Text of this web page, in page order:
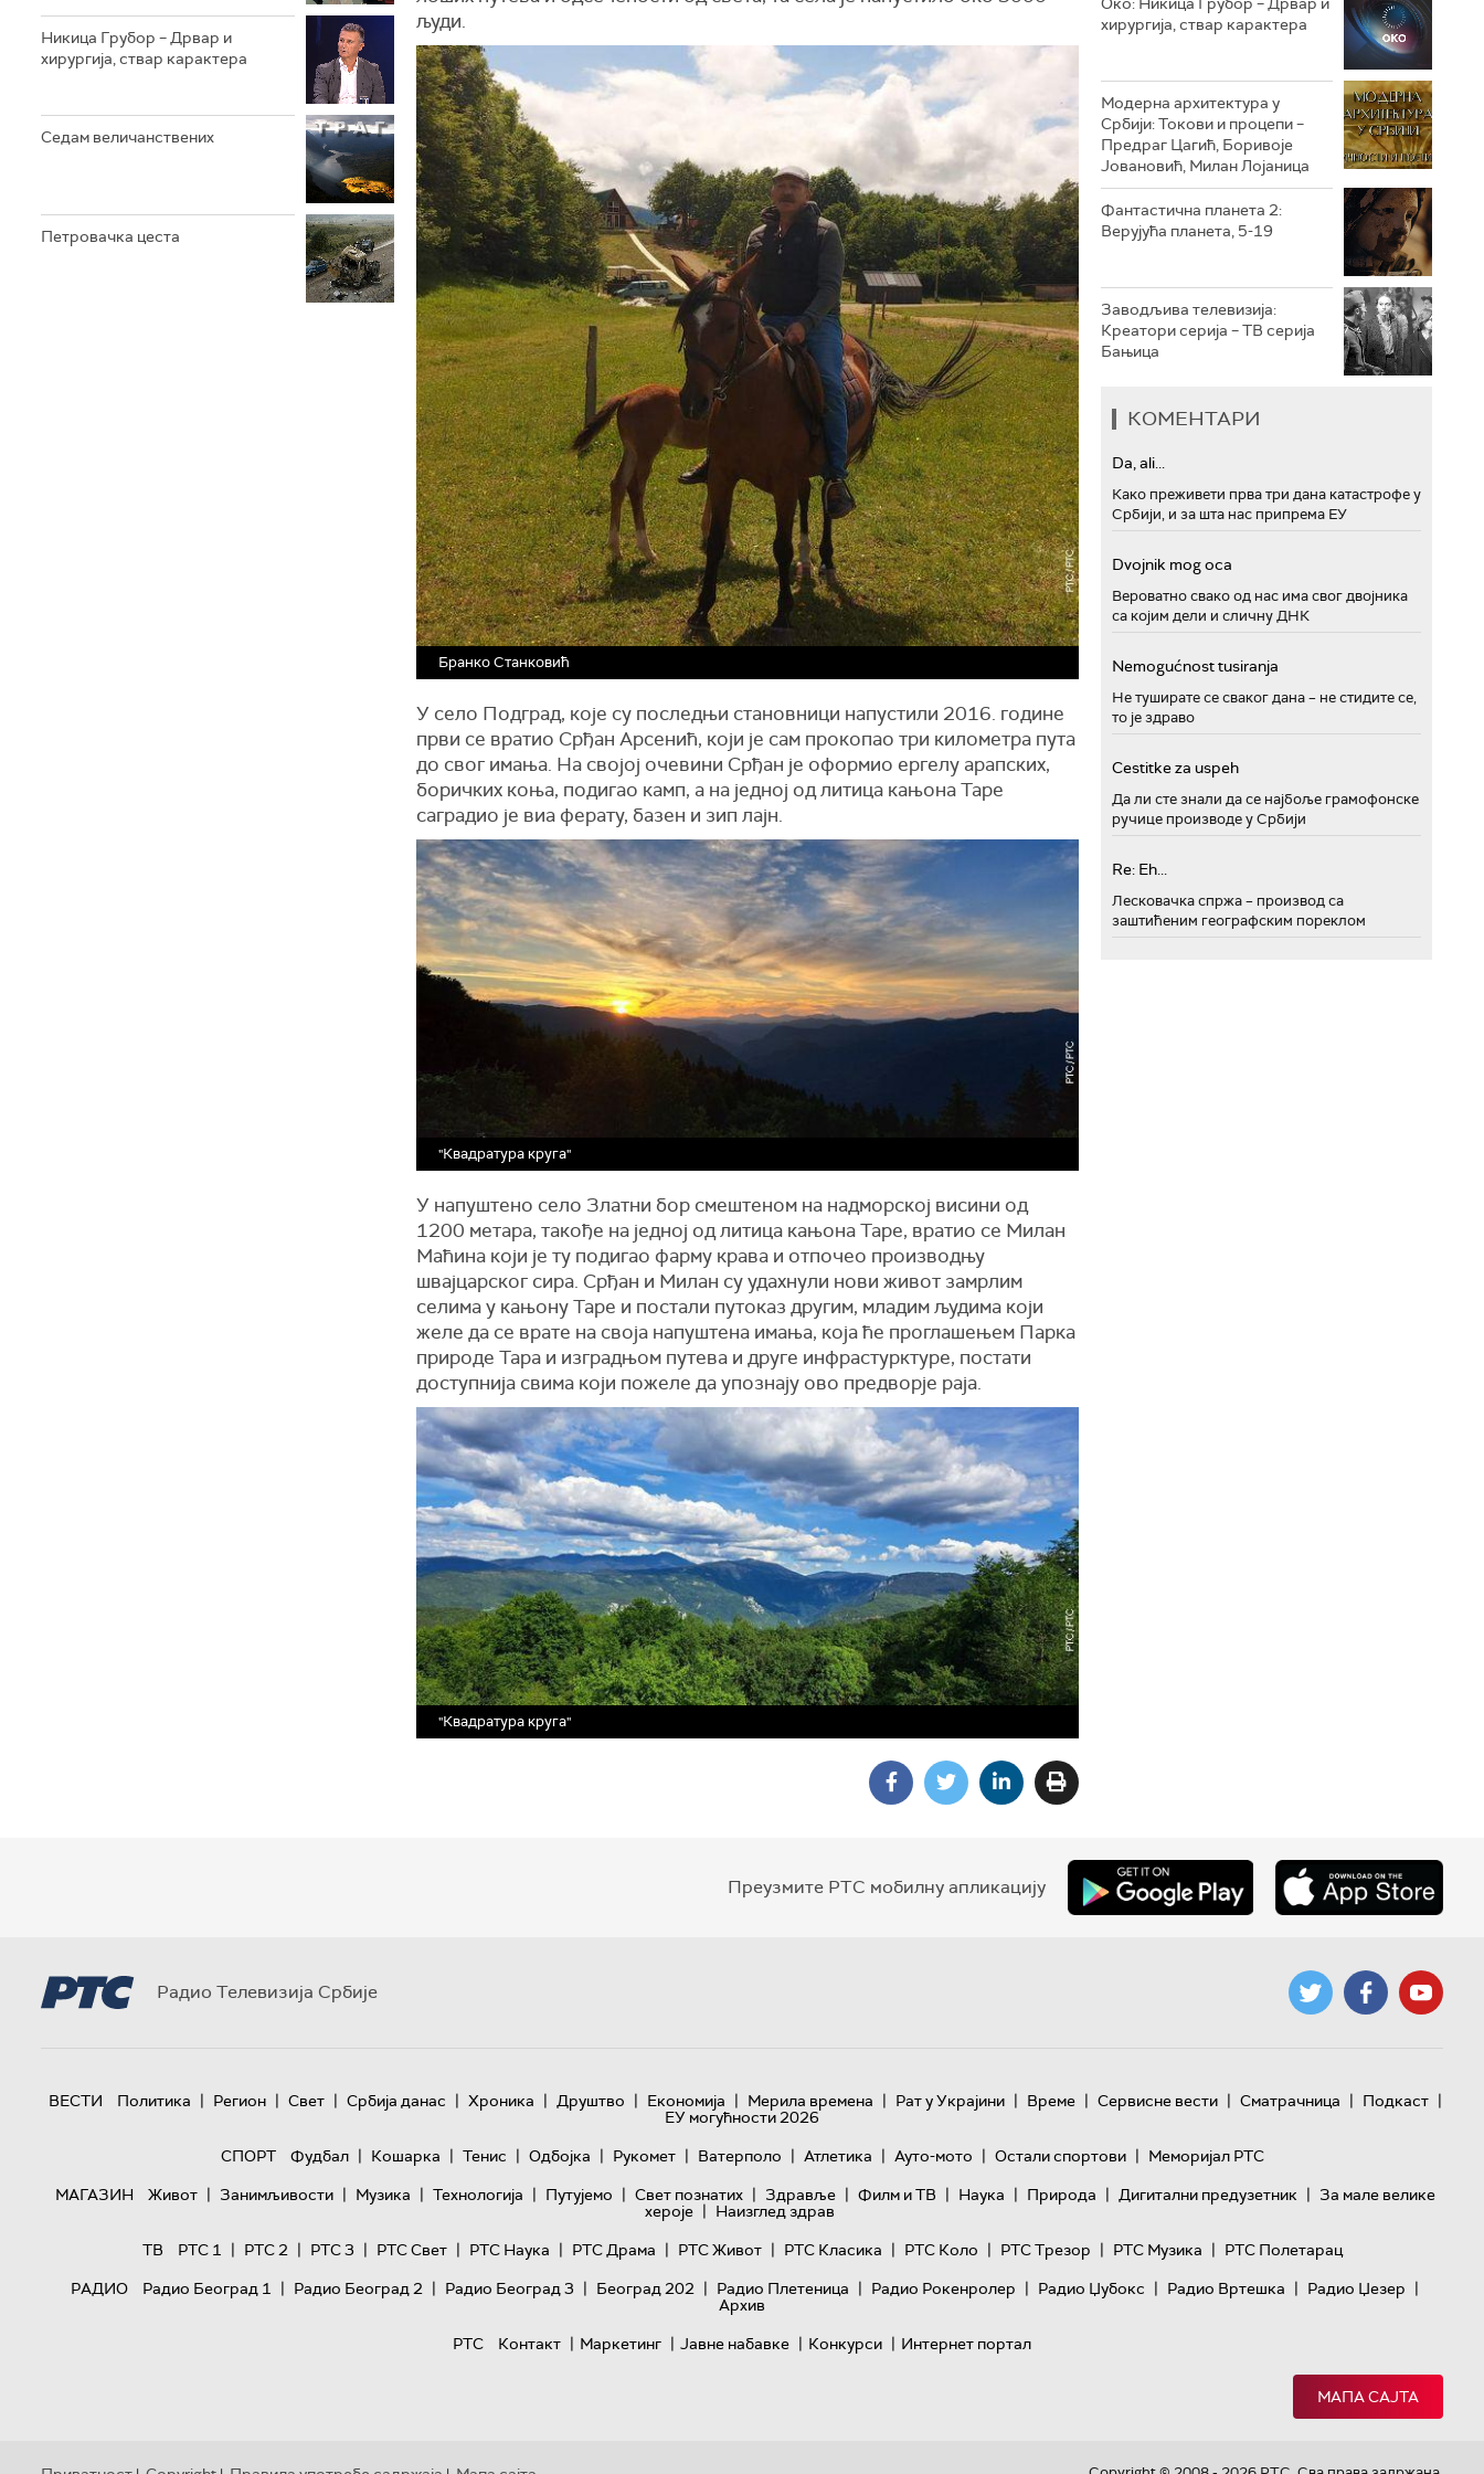
Никица Грубор – Дрвар и
хирургија, ствар карактера
Седам величанствених
Петровачка цеста
људи.
Бранко Станковић
У село Подград, које су последњи становници напустили 2016. године
први се вратио Срђан Арсенић, који је сам прокопао три километра пута
до свог имања. На својој очевини Срђан је оформио ергелу арапских,
боричких коња, подигао камп, а на једној од литица кањона Таре
саградио је виа ферату, базен и зип лајн.
"Квадратура круга"
У напуштено село Златни бор смештеном на надморској висини од
1200 метара, такође на једној од литица кањона Таре, вратио се Милан
Маћина који је ту подигао фарму крава и отпочео производњу
швајцарског сира. Срђан и Милан су удахнули нови живот замрлим
селима у кањону Таре и постали путоказ другим, младим људима који
желе да се врате на своја напуштена имања, која ће проглашењем Парка
природе Тара и изградњом путева и друге инфрастурктуре, постати
доступнија свима који пожеле да упознају ово предворје раја.
"Квадратура круга"
РТС ТРЕЗОР
РТС МУЗИКА
РТС ПОЛЕТАРАЦ
хирургија, ствар карактера
Модерна архитектура у
Србији: Токови и процепи –
Предраг Цагић, Боривоје
Јовановић, Милан Лојаница
Фантастична планета 2:
Верујућа планета, 5-19
Заводљива телевизија:
Креатори серија – ТВ серија
Бањица
КОМЕНТАРИ
Da, ali...
Како преживети прва три дана катастрофе у
Србији, и за шта нас припрема ЕУ
Dvojnik mog oca
Вероватно свако од нас има свог двојника
са којим дели и сличну ДНК
Nemogućnost tusiranja
Не туширате се сваког дана – не стидите се,
то је здраво
Cestitke za uspeh
Да ли сте знали да се најбоље грамофонске
ручице производе у Србији
Re: Eh...
Лесковачка спржа – производ са
заштићеним географским пореклом
Преузмите РТС мобилну апликацију
Радио Телевизија Србије
ВЕСТИ Политика | Регион | Свет | Србија данас | Хроника | Друштво | Економија | Мерила времена | Рат у Украјини | Време | Сервисне вести | Сматрачница | Подкаст |
ЕУ могућности 2026
СПОРТ
Фудбал | Кошарка | Тенис | Одбојка | Рукомет | Ватерполо | Атлетика | Ауто-мото | Остали спортови | Меморијал РТС
МАГАЗИН
Живот | Занимљивости | Музика | Технологијa | Путујемо | Свет познатих | Здравље | Филм и ТВ | Наука | Природа | Дигитални предузетник | За мале велике
хероје | Наизглед здрав
ТВ
РТС 1 | РТС 2 | РТС 3 | РТС Свет | РТС Наука | РТС Драма | РТС Живот | РТС Класика | РТС Коло | РТС Трезор | РТС Музика | РТС Полетарац
РАДИО
Радио Београд 1 | Радио Београд 2 | Радио Београд 3 | Београд 202 | Радио Плетеница | Радио Рокенролер | Радио Џубокс | Радио Вртешка | Радио Џезер |
Архив
РТС
Контакт | Маркетинг | Јавне набавке | Конкурси | Интернет портал
МАПА САЈТА